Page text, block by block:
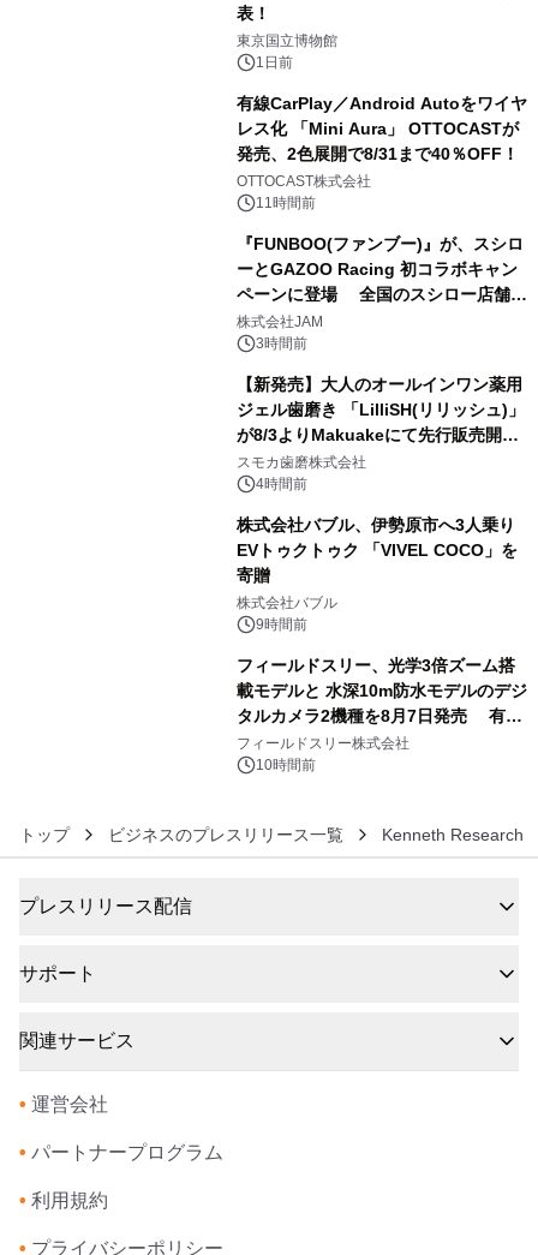
表！
東京国立博物館
1日前
有線CarPlay／Android Autoをワイヤ
レス化 「Mini Aura」 OTTOCASTが
発売、2色展開で8/31まで40％OFF！
OTTOCAST株式会社
11時間前
『FUNBOO(ファンブー)』が、スシロ
ーとGAZOO Racing 初コラボキャン
ペーンに登場 全国のスシロー店舗で
GR 4車種の FUNBOO(ミニカー)付き
メニューが展開されます
株式会社JAM
3時間前
【新発売】大人のオールインワン薬用
ジェル歯磨き 「LilliSH(リリッシュ)」
が8/3よりMakuakeにて先行販売開
始！
スモカ歯磨株式会社
4時間前
株式会社バブル、伊勢原市へ3人乗り
EVトゥクトゥク 「VIVEL COCO」を
寄贈
株式会社バブル
9時間前
フィールドスリー、光学3倍ズーム搭
載モデルと 水深10m防水モデルのデジ
タルカメラ2機種を8月7日発売 有効
約1300万画素、用途別に選べるコンデ
ジ新登場
フィールドスリー株式会社
10時間前
トップ ビジネスのプレスリリース一覧 Kenneth Research
プレスリリース配信
サポート
関連サービス
• 運営会社
• パートナープログラム
• 利用規約
• プライバシーポリシー